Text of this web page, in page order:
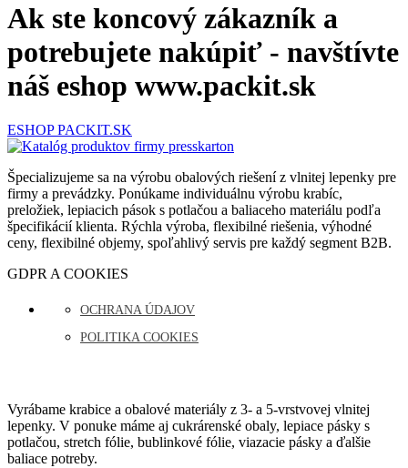
Ak ste koncový zákazník a
potrebujete nakúpiť - navštívte
náš eshop www.packit.sk
ESHOP PACKIT.SK
Špecializujeme sa na výrobu obalových riešení z vlnitej lepenky pre
firmy a prevádzky. Ponúkame individuálnu výrobu krabíc,
preložiek, lepiacich pások s potlačou a baliaceho materiálu podľa
špecifikácií klienta. Rýchla výroba, flexibilné riešenia, výhodné
ceny, flexibilné objemy, spoľahlivý servis pre každý segment B2B.
GDPR A COOKIES
OCHRANA ÚDAJOV
POLITIKA COOKIES
Vyrábame krabice a obalové materiály z 3- a 5-vrstvovej vlnitej
lepenky. V ponuke máme aj cukrárenské obaly, lepiace pásky s
potlačou, stretch fólie, bublinkové fólie, viazacie pásky a ďalšie
baliace potreby.